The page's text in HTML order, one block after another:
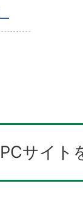
PCサイト